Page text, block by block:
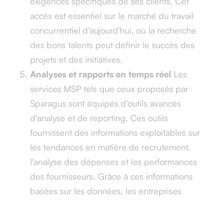
accès est essentiel sur le marché du travail
concurrentiel d'aujourd'hui, où la recherche
des bons talents peut définir le succès des
projets et des initiatives.
Analyses et rapports en temps réel Les
services MSP tels que ceux proposés par
Sparagus sont équipés d'outils avancés
d'analyse et de reporting. Ces outils
fournissent des informations exploitables sur
les tendances en matière de recrutement,
l'analyse des dépenses et les performances
des fournisseurs. Grâce à ces informations
basées sur les données, les entreprises